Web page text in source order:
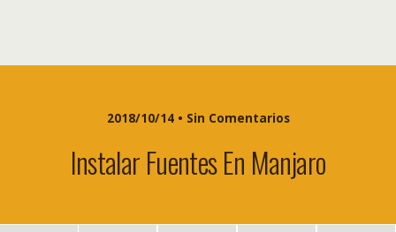
2018/10/14 • Sin Comentarios
Instalar Fuentes En Manjaro